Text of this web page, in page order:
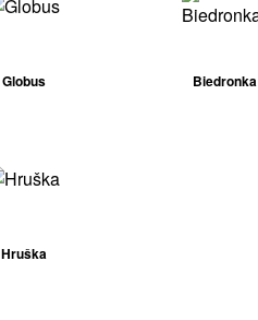
Globus Biedronka
Hruška